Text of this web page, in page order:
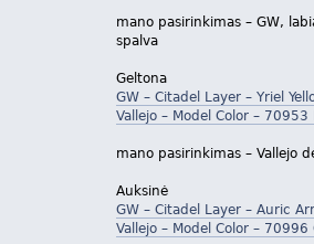
mano pasirinkimas – GW,
spalva
Geltona
GW – Citadel Layer – Yriel
Vallejo – Model Color – 70953
mano pasirinkimas – Vallejo
Auksinė
GW – Citadel Layer – Auric
Vallejo – Model Color – 70996